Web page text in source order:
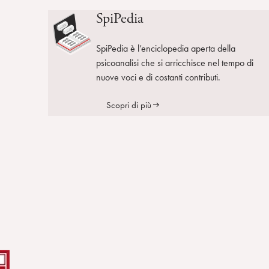
SpiPedia
SpiPedia è l’enciclopedia aperta della
psicoanalisi che si arricchisce nel tempo di
nuove voci e di costanti contributi.
Scopri di più